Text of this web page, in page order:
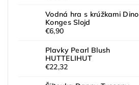
Vodná hra s krúžkami Dino
Konges Slojd
€6,90
Plavky Pearl Blush
HUTTELIHUT
€22,32